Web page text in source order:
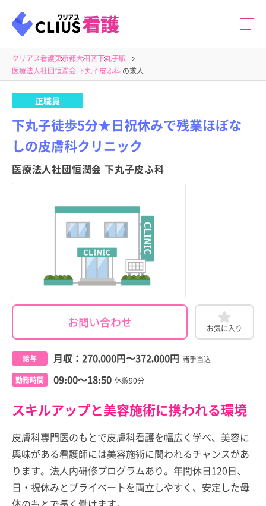
クリアス看護東京都大田区下丸子駅
医療法人社団恒潤会 下丸子皮ふ科 の求人
正職員
下丸子徒歩5分★日祝休みで残業ほぼな
しの皮膚科クリニック
医療法人社団恒潤会 下丸子皮ふ科
お問い合わせ お気に入り
給与 月収： 270,000円〜372,000円 諸手当込
勤務時間 09:00～18:50 休憩90分
スキルアップと美容施術に携われる環境
皮膚科専門医のもとで皮膚科看護を幅広く学べ、美容に
興味がある看護師には美容施術に関われるチャンスがあ
ります。法人内研修プログラムあり。年間休日120日、
日・祝休みとプライベートを両立しやすく、安定した母